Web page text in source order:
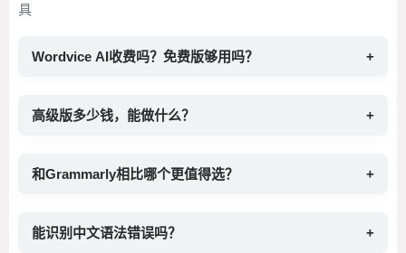
具
Wordvice AI收费吗？免费版够用吗？ +
高级版多少钱，能做什么？ +
和Grammarly相比哪个更值得选？ +
能识别中文语法错误吗？ +